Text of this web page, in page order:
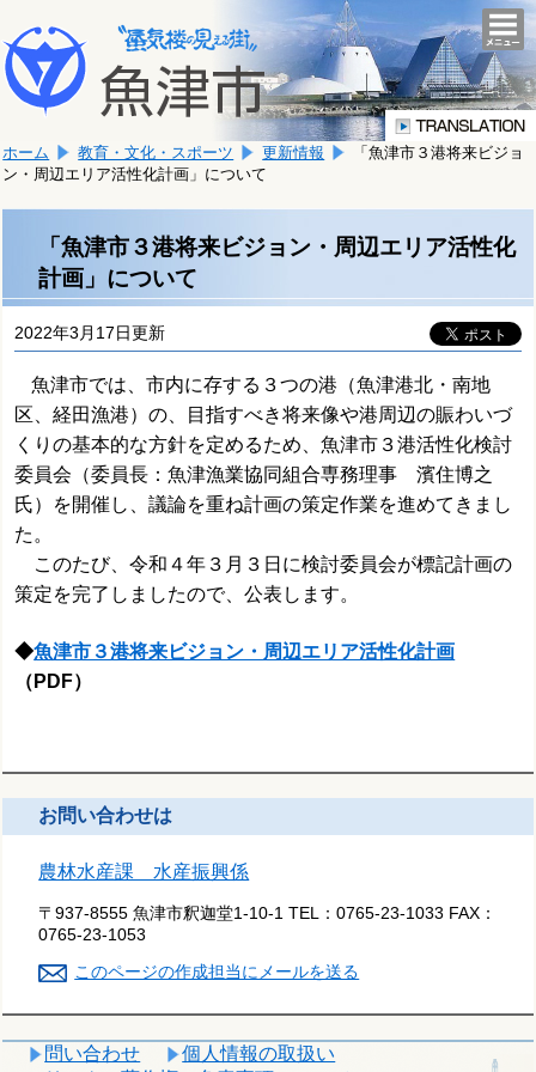
文
へ
移
ま
す。
こ
か
文
で
す。
ホーム 教育・文化・スポーツ 更新情報
「魚津市３港将来ビジョ
ン・周辺エリア活性化計画」について
「魚津市３港将来ビジョン・周辺エリア活性化
計画」について
2022年3月17日更新
魚津市では、市内に存する３つの港（魚津港北・南地
区、経田漁港）の、目指すべき将来像や港周辺の賑わいづ
くりの基本的な方針を定めるため、魚津市３港活性化検討
委員会（委員長：魚津漁業協同組合専務理事 濱住博之
氏）を開催し、議論を重ね計画の策定作業を進めてきまし
た。
このたび、令和４年３月３日に検討委員会が標記計画の
策定を完了しましたので、公表します。
◆魚津市３港将来ビジョン・周辺エリア活性化計画
（PDF）
お問い合わせは
農林水産課 水産振興係
〒937-8555 魚津市釈迦堂1-10-1 TEL：0765-23-1033 FAX：
0765-23-1053
このページの作成担当にメールを送る
問い合わせ
個人情報の取扱い